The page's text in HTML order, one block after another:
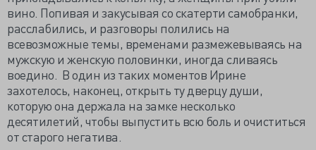
вино. Попивая и закусывая со скатерти самобранки,
расслабились, и разговоры полились на
всевозможные темы, временами размежевываясь на
мужскую и женскую половинки, иногда сливаясь
воедино. В один из таких моментов Ирине
захотелось, наконец, открыть ту дверцу души,
которую она держала на замке несколько
десятилетий, чтобы выпустить всю боль и очиститься
от старого негатива.